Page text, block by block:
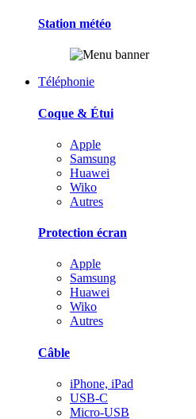
Station météo
Téléphonie
Coque & Étui
Apple
Samsung
Huawei
Wiko
Autres
Protection écran
Apple
Samsung
Huawei
Wiko
Autres
Câble
iPhone, iPad
USB-C
Micro-USB